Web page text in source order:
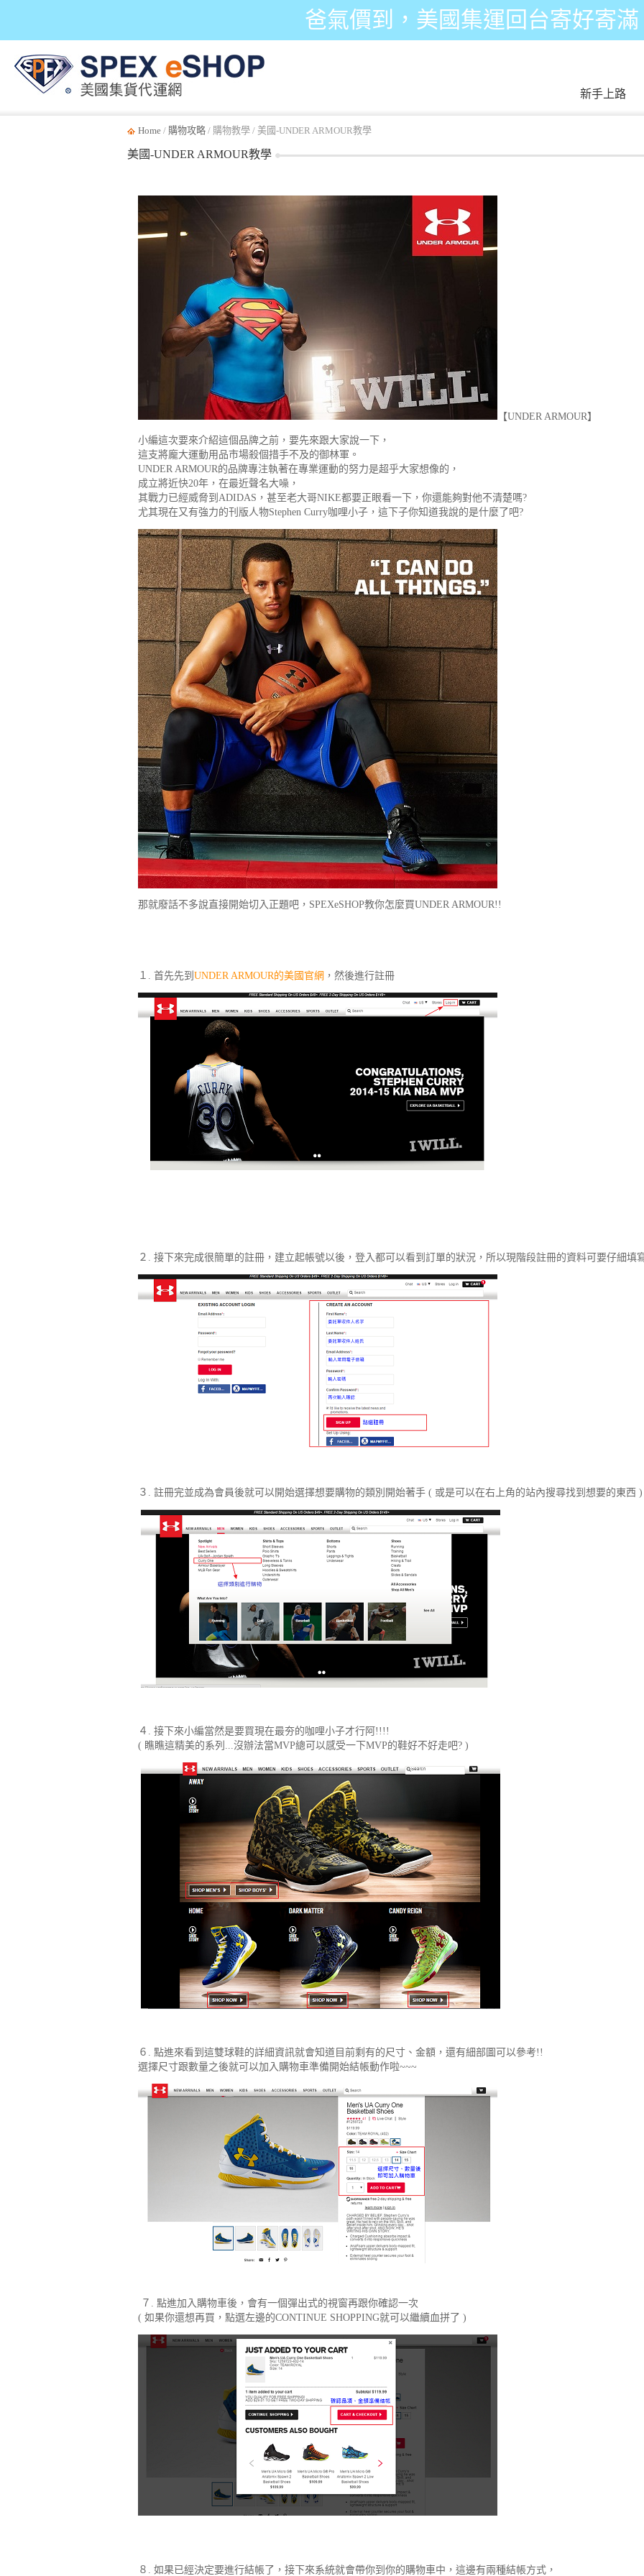
爸氣價到，美國集運回台寄好寄滿
新手上路
Home / 購物攻略 / 購物教學 / 美國-UNDER ARMOUR教學
美國-UNDER ARMOUR教學
【UNDER ARMOUR】
小編這次要來介紹這個品牌之前，要先來跟大家說一下，
這支將龐大運動用品市場殺個措手不及的御林軍。
UNDER ARMOUR的品牌專注執著在專業運動的努力是超乎大家想像的，
成立將近快20年，在最近聲名大噪，
其戰力已經威脅到ADIDAS，甚至老大哥NIKE都要正眼看一下，你還能夠對他不清楚嗎?
尤其現在又有強力的刊版人物Stephen Curry咖哩小子，這下子你知道我說的是什麼了吧?
那就廢話不多說直接開始切入正題吧，SPEXeSHOP教你怎麼買UNDER ARMOUR!!
１. 首先先到 UNDER ARMOUR的美國官網 ，然後進行註冊
２. 接下來完成很簡單的註冊，建立起帳號以後，登入都可以看到訂單的狀況， 所以現階段註冊的資料可要仔細填
３. 註冊完並成為會員後就可以開始選擇想要購物的類別開始著手 ( 或是可以在右上角的站內搜尋找到想要的東西 )
４. 接下來小編當然是要買現在最夯的咖哩小子才行阿!!!!
( 瞧瞧這精美的系列...沒辦法當MVP總可以感受一下MVP的鞋好不好走吧? )
６. 點進來看到這雙球鞋的詳細資訊就會知道目前剩有的尺寸、金額，還有細部圖可以參考!!
選擇尺寸跟數量之後就可以加入購物車準備開始結帳動作啦~~~
７. 點進加入購物車後，會有一個彈出式的視窗再跟你確認一次
( 如果你還想再買，點選左邊的CONTINUE SHOPPING就可以繼續血拼了 )
８. 如果已經決定要進行結帳了，接下來系統就會帶你到你的購物車中，這邊有兩種結帳方式，